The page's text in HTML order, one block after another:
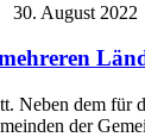
30. August 2022
Neben dem
der